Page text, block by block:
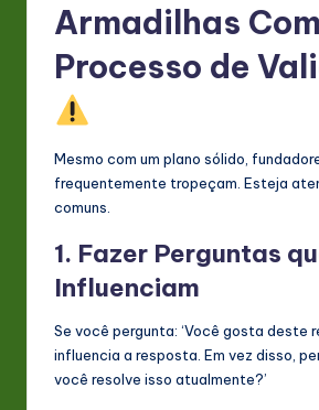
Armadilhas
Processo de
Mesmo com um plano sólido,
frequentemente tropeçam. Esteja
comuns.
1. Fazer Perguntas
Influenciam
Se você pergunta: ‘Você gosta deste
influencia a resposta. Em vez disso,
você resolve isso atualmente?’